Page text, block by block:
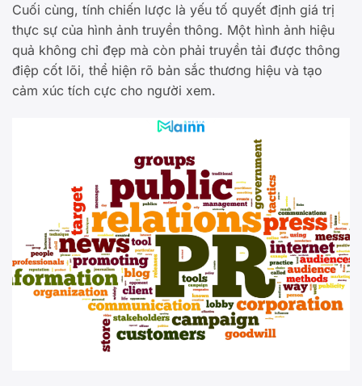
Cuối cùng, tính chiến lược là yếu tố quyết định giá trị
thực sự của hình ảnh truyền thông. Một hình ảnh hiệu
quả không chỉ đẹp mà còn phải truyền tải được thông
điệp cốt lõi, thể hiện rõ bản sắc thương hiệu và tạo
cảm xúc tích cực cho người xem.